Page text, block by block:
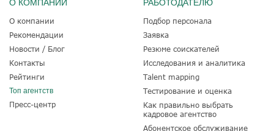
О КОМПАНИИ
О компании
Рекомендации
Новости / Блог
Контакты
Рейтинги
Топ агентств
Пресс-центр
РАБОТОДАТЕЛЮ
Подбор персонала
Заявка
Резюме соискателей
Исследования и аналитика
Talent mapping
Тестирование и оценка
Как правильно выбрать
кадровое агентство
Абонентское обслуживание